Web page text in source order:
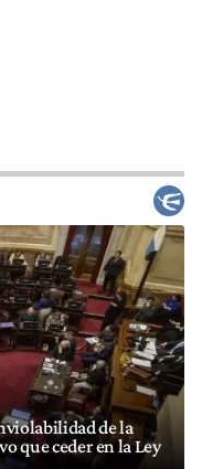
de la
que ceder en la Ley